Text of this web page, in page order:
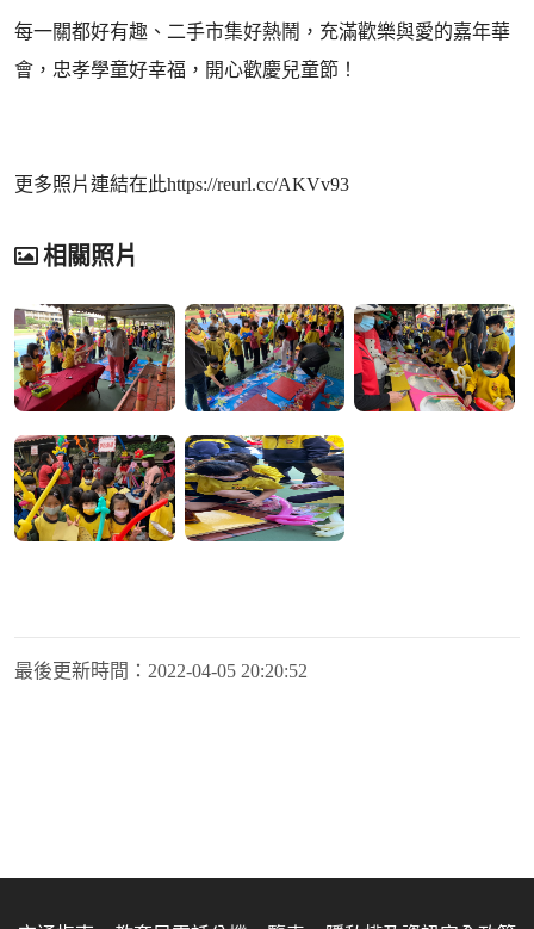
每一關都好有趣、二手市集好熱鬧，充滿歡樂與愛的嘉年華
會，忠孝學童好幸福，開心歡慶兒童節！
更多照片連結在此https://reurl.cc/AKVv93
相關照片
最後更新時間： 2022-04-05 20:20:52